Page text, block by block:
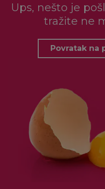
Ups, nešto je
tražite ne
Povratak na